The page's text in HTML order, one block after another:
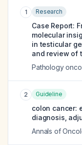
1 Research
Case Report:
molecular
in testicular
and review of
Pathology
2 Guideline
colon cancer:
diagnosis,
Annals of